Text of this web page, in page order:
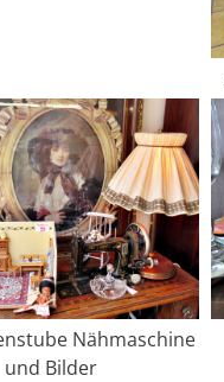
Nähmaschine
und Bilder